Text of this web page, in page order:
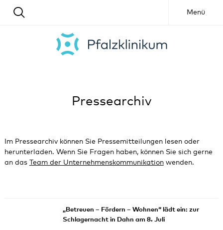
Menü
Pressearchiv
Im Pressearchiv können Sie Pressemitteilungen lesen oder
herunterladen. Wenn Sie Fragen haben, können Sie sich gerne
an das Team der Unternehmenskommunikationwenden.
„Betreuen – Fördern – Wohnen“ lädt ein: zur
Schlagernacht in Dahn am 8. Juli